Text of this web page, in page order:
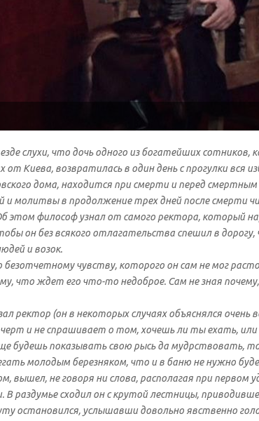
слухи, что дочь одного из богатейших сотников,
Киева, возвратилась в один день с прогулки вся
дома, находится при смерти и перед смертным
молитвы в продолжение трех дней после смерти
этом философ узнал от самого ректора, который
он без всякого отлагательства спешил в
и возок.
чувству, которого он сам не мог
что ждет его что-то недоброе. Сам не зная
ректор (он в некоторых случаях объяснялся очень
и не спрашивает о том, хочешь ли ты ехать, или
будешь показывать свою рысь да мудрствовать,
молодым березняком, что и в баню не нужно
вышел, не говоря ни слова, располагая при первом
В раздумье сходил он с крутой лестницы,
остановился, услышавши довольно явственно